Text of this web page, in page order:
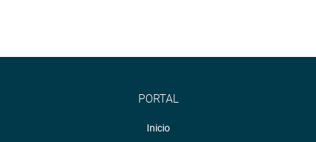
PORTAL
Inicio